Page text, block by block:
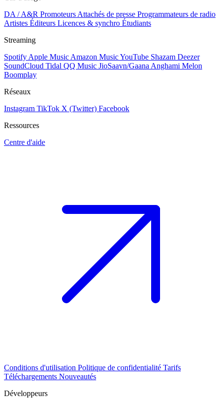
DA / A&R Promoteurs Attachés de presse Programmateurs de radio
Artistes Éditeurs Licences & synchro Étudiants
Streaming
Spotify Apple Music Amazon MusicYouTube Shazam Deezer
SoundCloud Tidal QQ Music JioSaavn/Gaana Anghami Melon
Boomplay
Réseaux
Instagram TikTok X (Twitter) Facebook
Ressources
Centre d'aide
Conditions d'utilisation Politique de confidentialité Tarifs
Téléchargements Nouveautés
Développeurs